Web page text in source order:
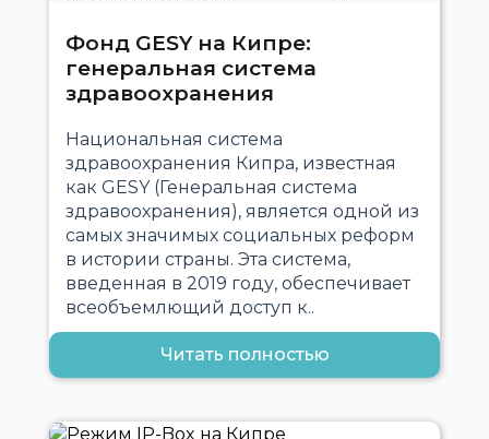
Фонд GESY на Кипре:
генеральная система
здравоохранения
Национальная система
здравоохранения Кипра, известная
как GESY (Генеральная система
здравоохранения), является одной из
самых значимых социальных реформ
в истории страны. Эта система,
введенная в 2019 году, обеспечивает
всеобъемлющий доступ к..
Читать полностью